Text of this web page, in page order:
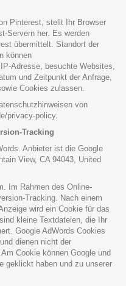
Pinterest, stellt Ihr Browser
Servern her. Es werden
übermittelt. Standort der
können
Adresse, besuchte Websites,
und Zeitpunkt der Anfrage,
Cookies zulassen.
von
privacy-policy.
Tracking
Anbieter ist die Google
View, CA 94043, United
Im Rahmen des Online-
Tracking. Nach einem
wird ein Cookie für das
kleine Textdateien, die Ihr
Google AdWords Cookies
dienen nicht der
Cookie können Google und
geklickt haben und zu unserer